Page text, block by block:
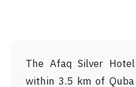
The Afaq Silver
within 3.5 km of